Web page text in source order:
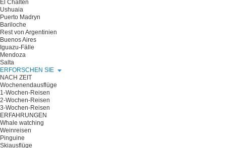
El Chaltén
Ushuaia
Puerto Madryn
Bariloche
Rest von Argentinien
Buenos Aires
Iguazu-Fälle
Mendoza
Salta
ERFORSCHEN SIE
NACH ZEIT
Wochenendausflüge
1-Wochen-Reisen
2-Wochen-Reisen
3-Wochen-Reisen
ERFAHRUNGEN
Whale watching
Weinreisen
Pinguine
Skiausflüge